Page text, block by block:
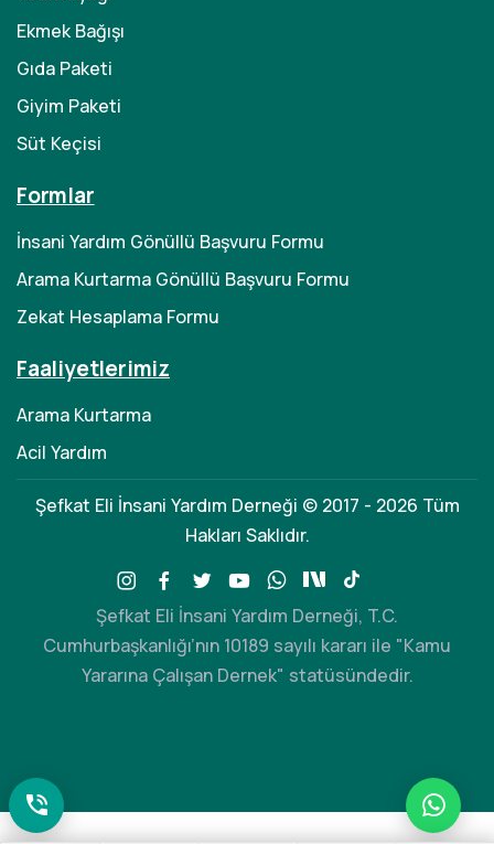
Ekmek Bağışı
Gıda Paketi
Giyim Paketi
Süt Keçisi
Formlar
İnsani Yardım Gönüllü Başvuru Formu
Arama Kurtarma Gönüllü Başvuru Formu
Zekat Hesaplama Formu
Faaliyetlerimiz
Arama Kurtarma
Acil Yardım
Şefkat Eli İnsani Yardım Derneği © 2017 - 2026 Tüm
Hakları Saklıdır.
Şefkat Eli İnsani Yardım Derneği, T.C.
Cumhurbaşkanlığı’nın 10189 sayılı kararı ile "Kamu
Yararına Çalışan Dernek" statüsündedir.